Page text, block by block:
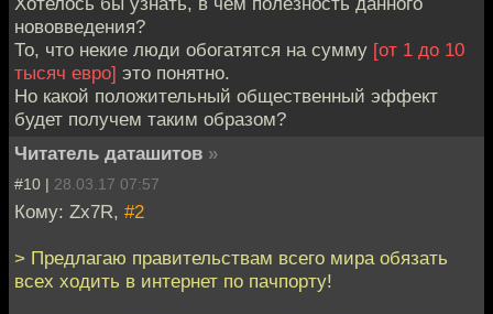
нововведения?
То, что некие люди обогатятся на сумму [от 1 до 10
тысяч евро] это понятно.
Но какой положительный общественный эффект
будет получем таким образом?
Читатель даташитов »
#10 | 28.03.17 07:57
Кому: Zx7R, #2
> Предлагаю правительствам всего мира обязать
всех ходить в интернет по пачпорту!